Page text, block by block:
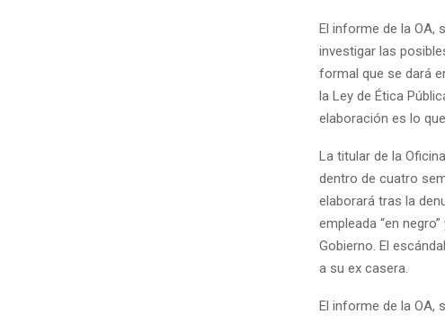
El informe de la OA,
investigar las
formal que se dará
la Ley de Ética
elaboración es lo
La titular de la
dentro de cuatro
elaborará tras la
empleada “en
Gobierno. El
a su ex casera.
El informe de la OA,